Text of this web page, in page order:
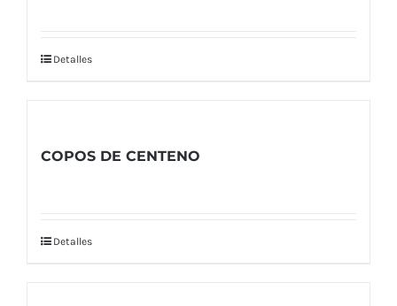
Detalles
COPOS DE CENTENO
Detalles